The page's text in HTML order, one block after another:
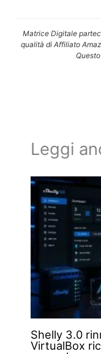
Matrice Digitale
qualità di Affiliato
Leggi
Shelly 3.0
VirtualBox